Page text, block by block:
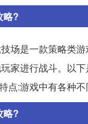
略?
场是一款策略类
家进行战斗。以
点:游戏中有各种不
略?